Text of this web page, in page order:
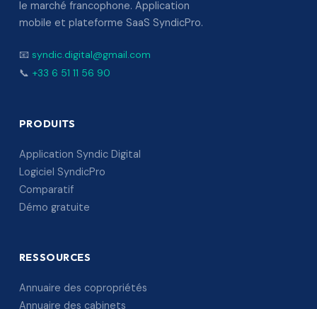
le marché francophone. Application
mobile et plateforme SaaS SyndicPro.
📧 syndic.digital@gmail.com
📞 +33 6 51 11 56 90
PRODUITS
Application Syndic Digital
Logiciel SyndicPro
Comparatif
Démo gratuite
RESSOURCES
Annuaire des copropriétés
Annuaire des cabinets